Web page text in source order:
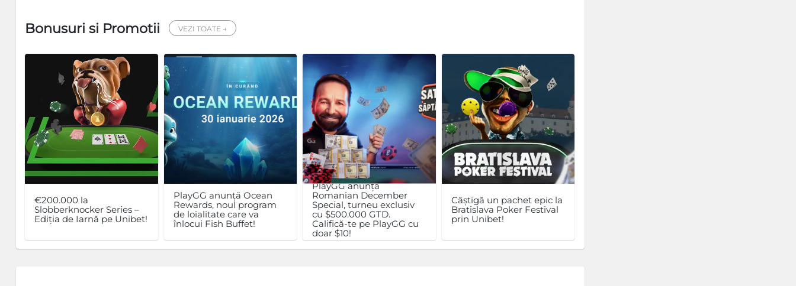
Bonusuri si Promotii VEZI TOATE →
€200.000 la
Slobberknocker Series –
Ediția de Iarnă pe Unibet!
PlayGG anunță Ocean
Rewards, noul program
de loialitate care va
înlocui Fish Buffet!
PlayGG anunță
Romanian December
Special, turneu exclusiv
cu $500.000 GTD.
Califică-te pe PlayGG cu
doar $10!
Câștigă un pachet epic la
Bratislava Poker Festival
prin Unibet!